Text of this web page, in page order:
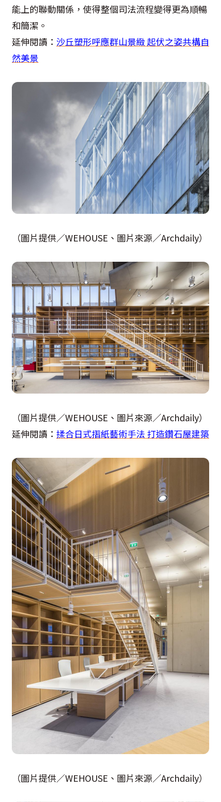
能上的聯動關係，使得整個司法流程變得更為順暢
和簡潔。
延伸閱讀： 沙丘塑形呼應群山景緻 起伏之姿共構自
然美景
（圖片提供／WEHOUSE、圖片來源／Archdaily）
（圖片提供／WEHOUSE、圖片來源／Archdaily）
延伸閱讀： 揉合日式摺紙藝術手法 打造鑽石屋建築
（圖片提供／WEHOUSE、圖片來源／Archdaily）